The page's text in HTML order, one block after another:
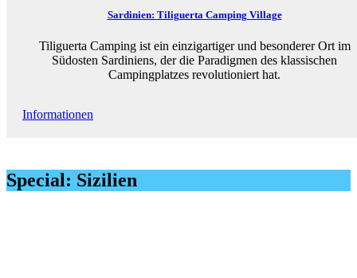
Sardinien: Tiliguerta Camping Village
Tiliguerta Camping ist ein einzigartiger und besonderer Ort im
Südosten Sardiniens, der die Paradigmen des klassischen
Campingplatzes revolutioniert hat.
Informationen
Special: Sizilien